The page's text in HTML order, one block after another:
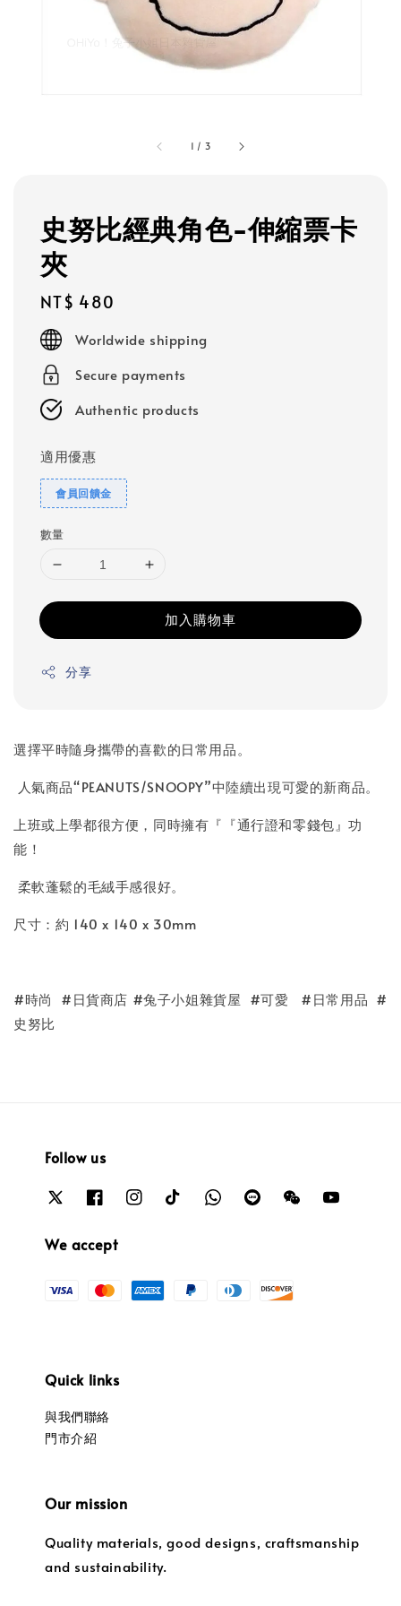
1 / 3
史努比經典角色-伸縮票卡
夾
Regular
price
NT$ 480
Worldwide shipping
Secure payments
Authentic products
適用優惠
會員回饋金
數量
加入購物車
分享
選擇平時隨身攜帶的喜歡的日常用品。
人氣商品“PEANUTS/SNOOPY”中陸續出現可愛的新商品。
上班或上學都很方便，同時擁有『『通行證和零錢包』功
能！
柔軟蓬鬆的毛絨手感很好。
尺寸：約 140 x 140 x 30mm
#時尚 #日貨商店 #兔子小姐雜貨屋 #可愛 #日常用品 #
史努比
Follow us
We accept
Quick links
與我們聯絡
門市介紹
Our mission
Quality materials, good designs, craftsmanship
and sustainability.